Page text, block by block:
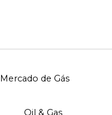
Mercado de Gás
Oil & Gas